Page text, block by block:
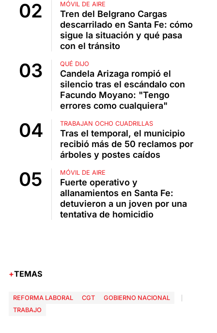
MÓVIL DE AIRE
Tren del Belgrano Cargas
descarrilado en Santa Fe: cómo
sigue la situación y qué pasa
con el tránsito
QUÉ DIJO
Candela Arizaga rompió el
silencio tras el escándalo con
Facundo Moyano: "Tengo
errores como cualquiera"
TRABAJAN OCHO CUADRILLAS
Tras el temporal, el municipio
recibió más de 50 reclamos por
árboles y postes caídos
MÓVIL DE AIRE
Fuerte operativo y
allanamientos en Santa Fe:
detuvieron a un joven por una
tentativa de homicidio
TEMAS
REFORMA LABORAL CGT
GOBIERNO NACIONAL
TRABAJO